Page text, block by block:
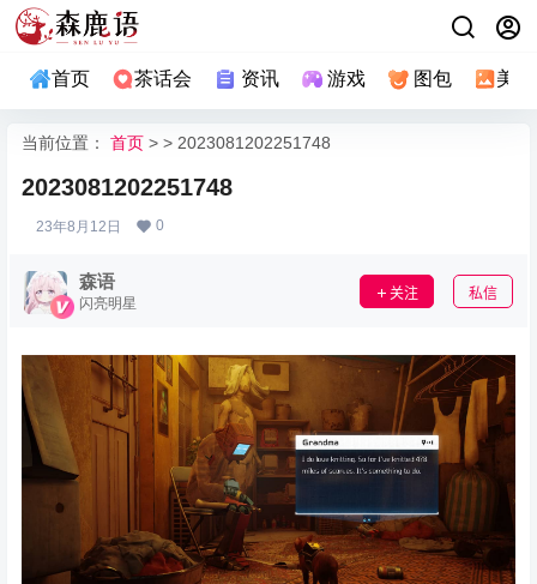
首页 茶话会 资讯 游戏 图包 美图
当前位置： 首页 > > 2023081202251748
2023081202251748
23年8月12日 0
森语
闪亮明星
关注 私信